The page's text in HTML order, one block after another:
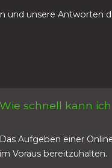
unsere Antworten
Wie schnell kann
Das Aufgeben einer
im Voraus bereitzuhalten.